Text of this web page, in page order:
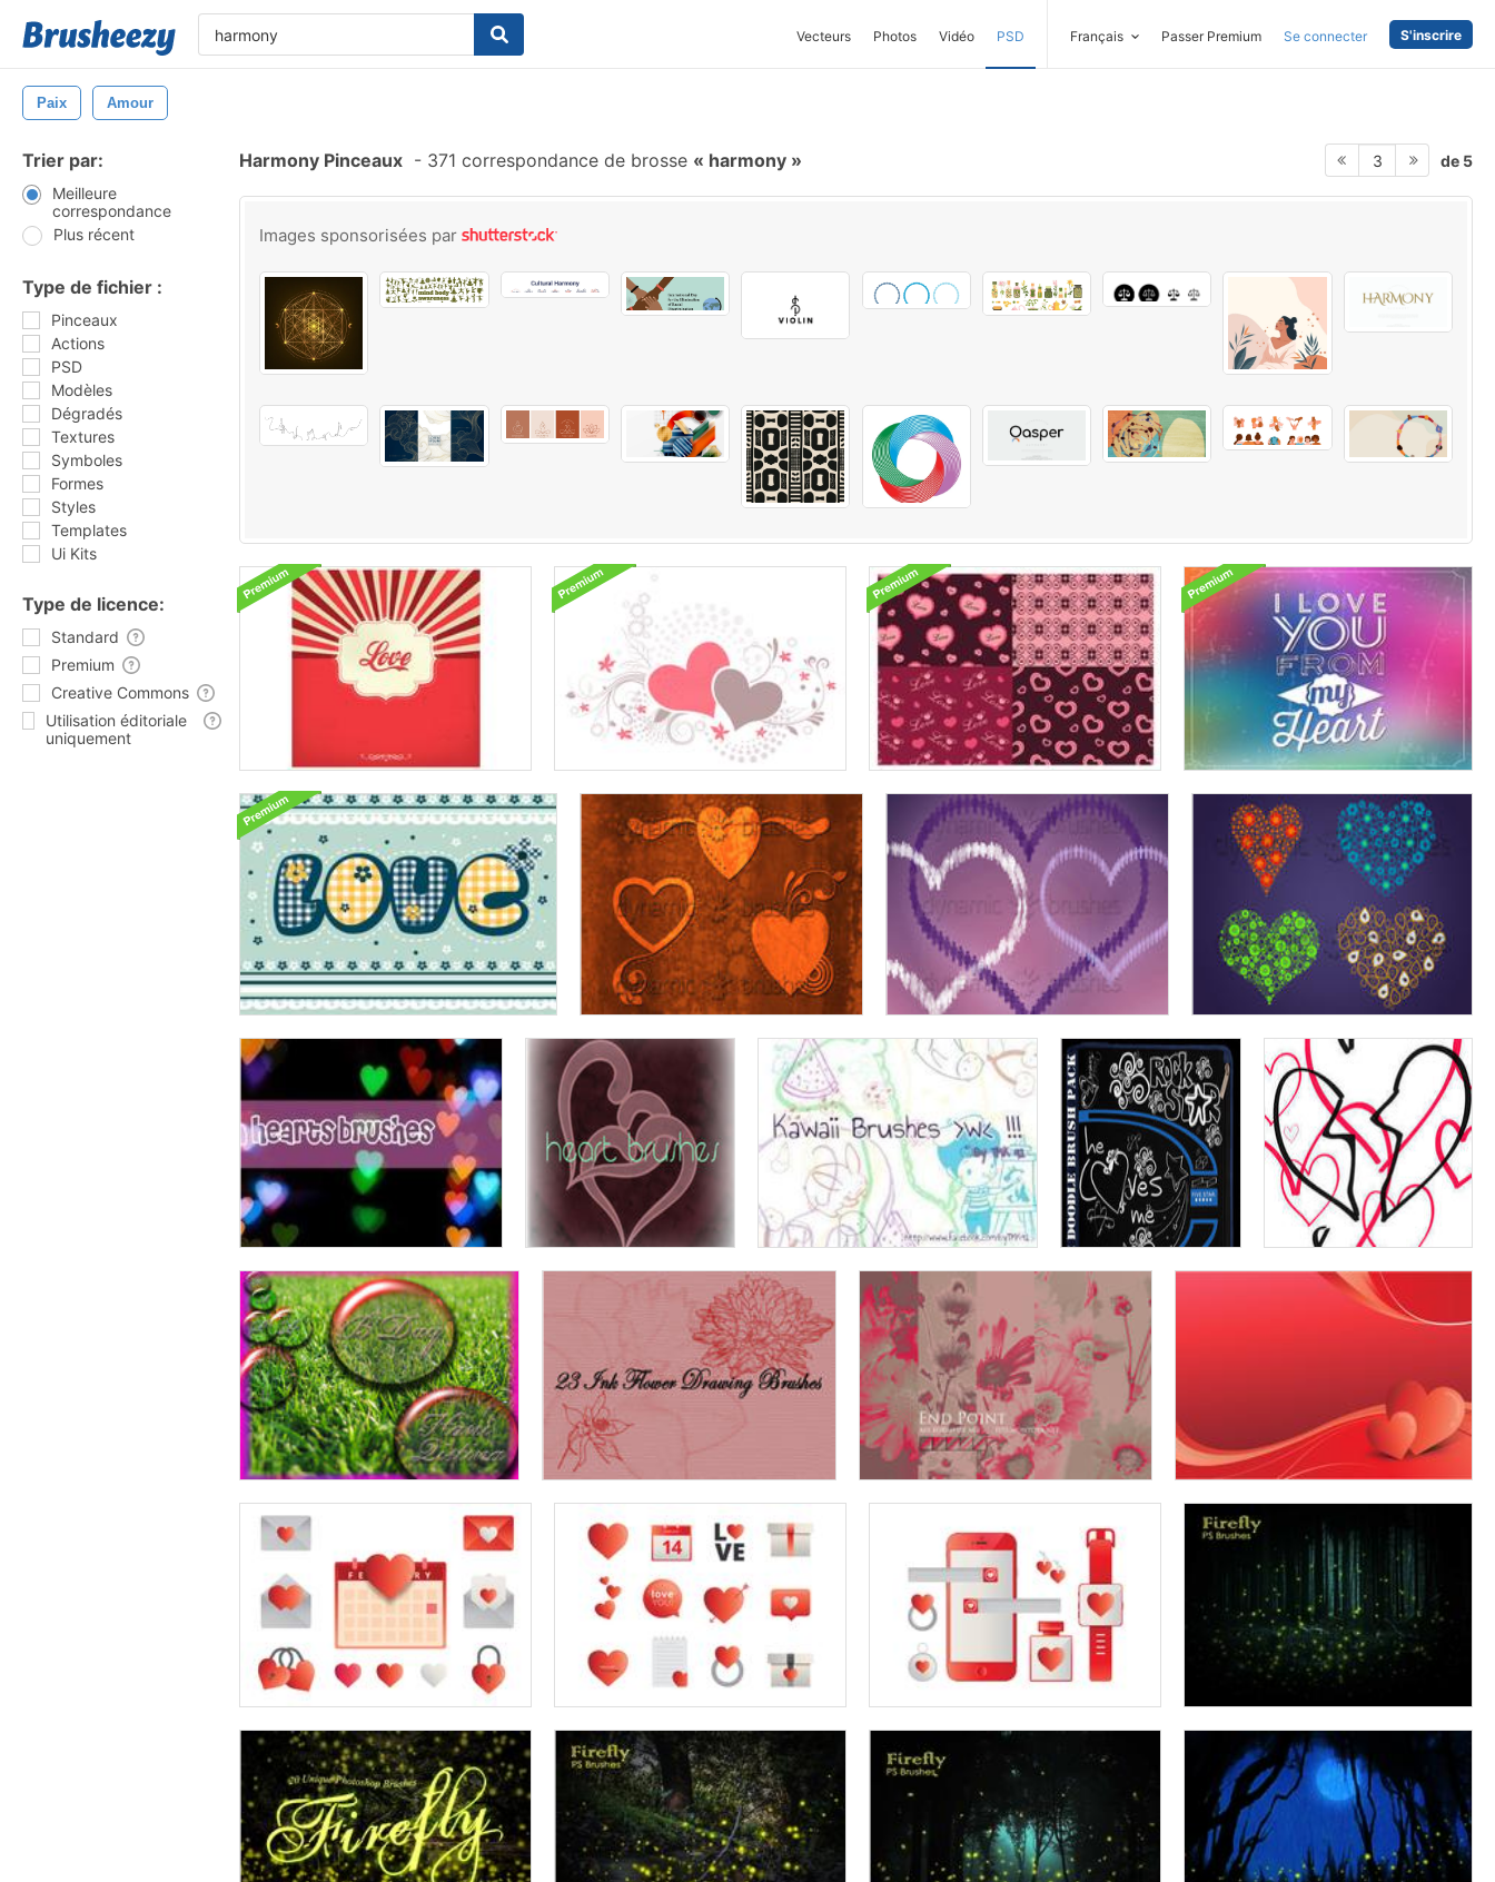
Vecteurs Photos Vidéo PSD Français Passer Premium Se connecter S'inscrire
Paix Amour
Trier par:
Meilleure
correspondance
Plus récent
Type de fichier :
Pinceaux
Actions
PSD
Modèles
Dégradés
Textures
Symboles
Formes
Styles
Templates
Ui Kits
Type de licence:
Standard
Premium
Creative Commons
Utilisation éditoriale
uniquement
Harmony Pinceaux - 371 correspondance de brosse harmony 3 de 5
Images sponsorisées par